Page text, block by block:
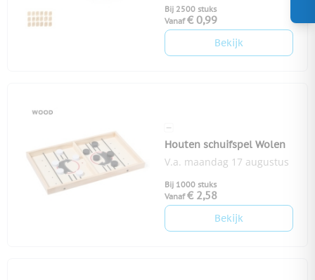
Bij 2500 stuks
Vanaf € 0,99
Bekijk
Houten schuifspel Wolen
V.a. maandag 17 augustus
Bij 1000 stuks
Vanaf € 2,58
Bekijk